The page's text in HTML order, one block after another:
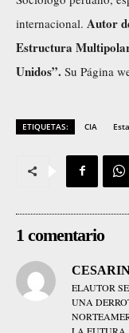
internacional. Autor
Estructura
Unidos”. Su Página
ETIQUETAS: CIA
1 comentario
ELAUTOR
UNA